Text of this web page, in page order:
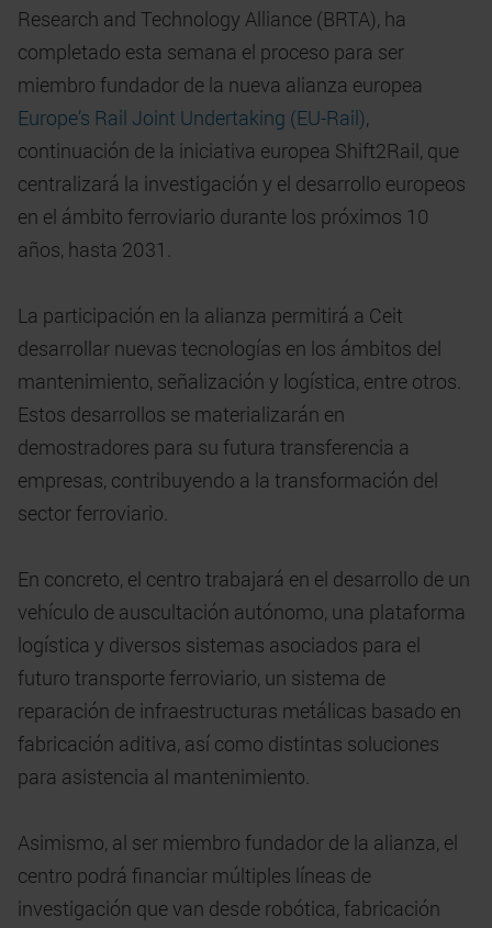
Research and Technology Alliance (BRTA), ha
completado esta semana el proceso para ser
miembro fundador de la nueva alianza europea
Europe’s Rail Joint Undertaking (EU-Rail),
continuación de la iniciativa europea Shift2Rail, que
centralizará la investigación y el desarrollo europeos
en el ámbito ferroviario durante los próximos 10
años, hasta 2031.
La participación en la alianza permitirá a Ceit
desarrollar nuevas tecnologías en los ámbitos del
mantenimiento, señalización y logística, entre otros.
Estos desarrollos se materializarán en
demostradores para su futura transferencia a
empresas, contribuyendo a la transformación del
sector ferroviario.
En concreto, el centro trabajará en el desarrollo de un
vehículo de auscultación autónomo, una plataforma
logística y diversos sistemas asociados para el
futuro transporte ferroviario, un sistema de
reparación de infraestructuras metálicas basado en
fabricación aditiva, así como distintas soluciones
para asistencia al mantenimiento.
Asimismo, al ser miembro fundador de la alianza, el
centro podrá financiar múltiples líneas de
investigación que van desde robótica, fabricación